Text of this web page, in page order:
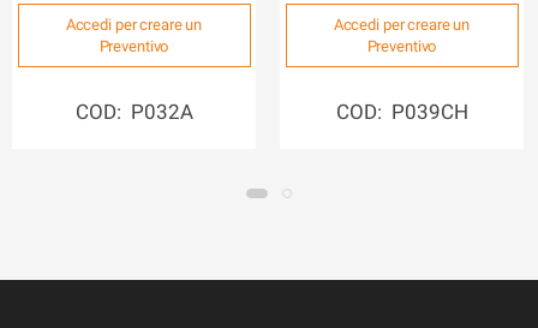
Accedi per creare un
Preventivo
COD: P032A
Accedi per creare un
Preventivo
COD: P039CH